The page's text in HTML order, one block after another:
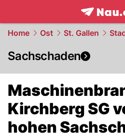
frontpage.
Home Ost St. Gallen
Sachschaden
Kirchberg SG
hohen